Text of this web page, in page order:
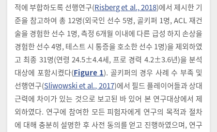
적에 부합하도록 선행연구(Risberg et al., 2018)에서 제시한 기
준을 참고하여 총 12명(외국인 선수 5명, 골키퍼 1명, ACL 재건
술을 경험한 선수 1명, 측정 6개월 이내에 다른 급성 하지 손상을
경험한 선수 4명, 테스트 시 통증을 호소한 선수 1명)을 제외하였
고 최종 31명(연령 24.5±4.4세, 프로 경력 4.2±3.6년)을 분석
대상에 포함시켰다(Figure 1). 골키퍼의 경우 사례 수 부족 및
선행연구(Sliwowski et al., 2017)에서 필드 플레이어들과 상대
근력에 차이가 있는 것으로 보고된 바 있어 본 연구대상에서 제
외하였다. 연구에 참여한 모든 피험자에게 연구의 목적과 절차
에 대해 충분히 설명한 후 사전 동의를 얻고 진행하였으며, 연구